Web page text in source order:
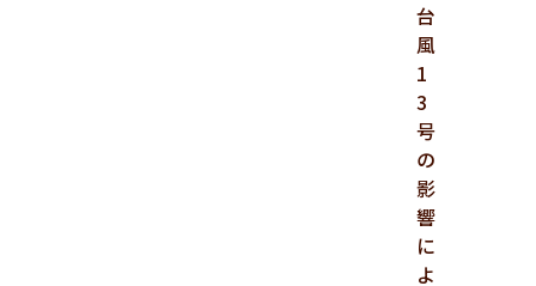
台
風
1
3
号
の
影
響
に
よ